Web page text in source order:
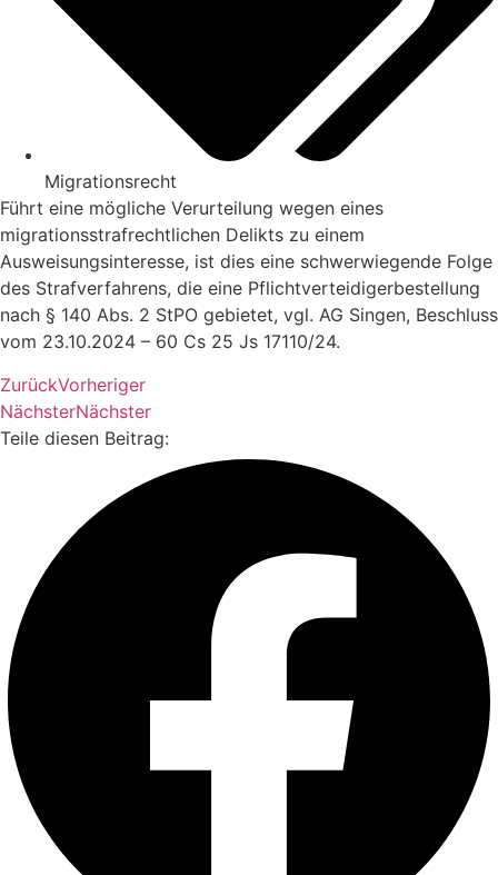
Migrationsrecht
Führt eine mögliche Verurteilung wegen eines
migrationsstrafrechtlichen Delikts zu einem
Ausweisungsinteresse, ist dies eine schwerwiegende Folge
des Strafverfahrens, die eine Pflichtverteidigerbestellung
nach § 140 Abs. 2 StPO gebietet, vgl. AG Singen, Beschluss
vom 23.10.2024 – 60 Cs 25 Js 17110/24.
ZurückVorheriger
NächsterNächster
Teile diesen Beitrag: